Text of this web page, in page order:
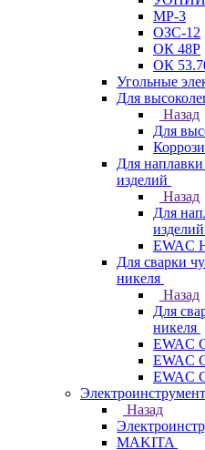
МР-3
ОЗС-12
ОК 48Р
ОК
Угольные
Для
Назад
Для
Для
изделий
Назад
Для
изделий
EWAC
Для сварки
никеля
Назад
Для
никеля
EWAC
EWAC
EWAC
Электроинструмент
Назад
МAKITA